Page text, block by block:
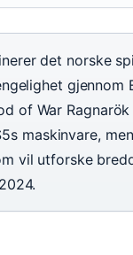
det norske
gjennom
of War
maskinvare,
vil utforske